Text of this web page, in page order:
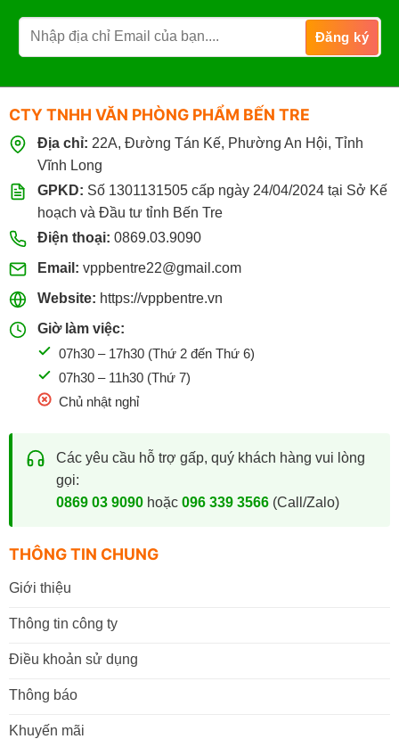
CTY TNHH VĂN PHÒNG PHẨM BẾN TRE
Địa chỉ: 22A, Đường Tán Kế, Phường An Hội, Tỉnh
Vĩnh Long
GPKD: Số 1301131505 cấp ngày 24/04/2024 tại Sở Kế
hoạch và Đầu tư tỉnh Bến Tre
Điện thoại: 0869.03.9090
Email: vppbentre22@gmail.com
Website: https://vppbentre.vn
Giờ làm việc:
07h30 – 17h30 (Thứ 2 đến Thứ 6)
07h30 – 11h30 (Thứ 7)
Chủ nhật nghỉ
Các yêu cầu hỗ trợ gấp, quý khách hàng vui lòng
gọi:
0869 03 9090hoặc 096 339 3566(Call/Zalo)
THÔNG TIN CHUNG
Giới thiệu
Thông tin công ty
Điều khoản sử dụng
Thông báo
Khuyến mãi